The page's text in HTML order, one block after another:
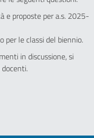
e proposte per a.s. 2025-
per le classi del biennio.
in discussione, si